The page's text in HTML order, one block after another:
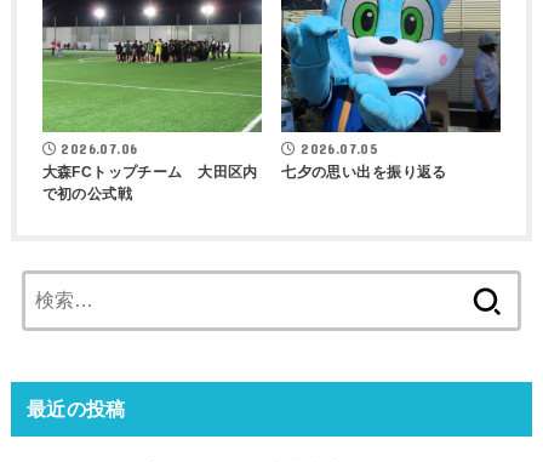
2026.07.06
大森FCトップチーム 大田区内
で初の公式戦
2026.07.05
七夕の思い出を振り返る
索:
最近の投稿